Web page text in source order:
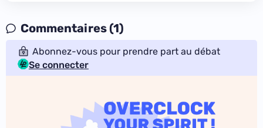
Commentaires (1)
Abonnez-vous pour prendre part au débat
Se connecter